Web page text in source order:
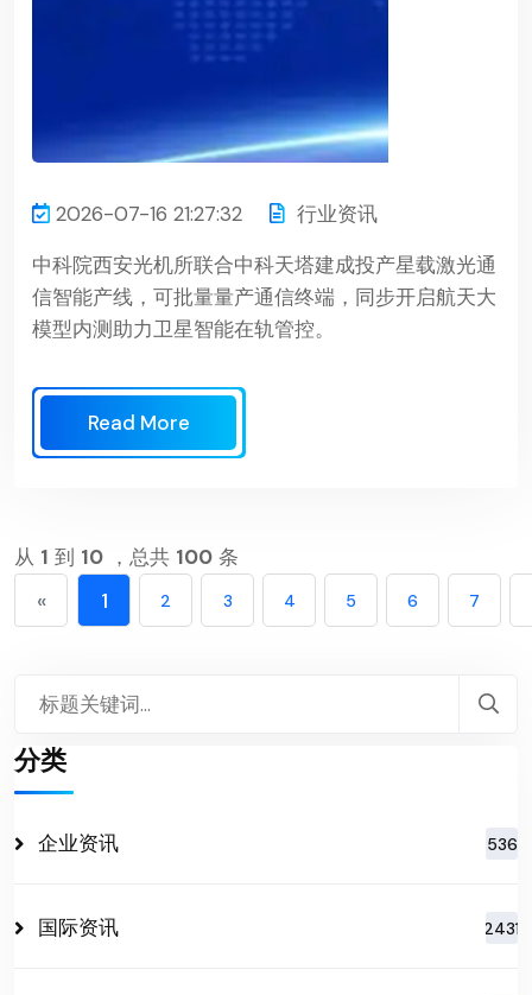
2026-07-16 21:27:32
行业资讯
中科院西安光机所联合中科天塔建成投产星载激光通
信智能产线，可批量量产通信终端，同步开启航天大
模型内测助力卫星智能在轨管控。
Read More
从 1 到 10 ，总共 100 条
« 1 2 3 4 5 6 7
分类
企业资讯 536
国际资讯 2431